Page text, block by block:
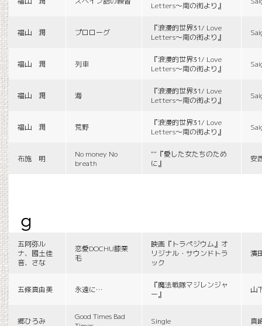
Letters〜南の街より』
福山 潤 プロローグ
『浪漫的世界31/ Love
Letters〜南の街より』
福山 潤 列車
『浪漫的世界31/ Love
Letters〜南の街より』
福山 潤 海
『浪漫的世界31/ Love
Letters〜南の街より』
福山 潤 荒野
『浪漫的世界31/ Love
Letters〜南の街より』
布施 明
No money No
breath
““『愛した女たちのため
に』
安
g
五阿弥ル
ナ、國土佳
音、さな
恋愛DOCHU膝栗
毛
映画『トラペジウム』オ
リジナル・サウンドトラ
ック
濱
五條真由美 永遠に…
『魔法戦隊マジレンジャ
ー』
山
郷ひろみ
Good Times Bad
Single 真